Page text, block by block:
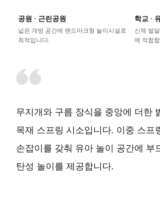
공원 · 근린공원
넓은 개방 공간에 랜드마크형 놀이시설로
최적입니다.
학교 ·
신체 발
에 적합
무지개와 구름 장식을 중앙에 더한
목재 스프링 시소입니다. 이중 스프
손잡이를 갖춰 유아 놀이 공간에 부
탄성 놀이를 제공합니다.